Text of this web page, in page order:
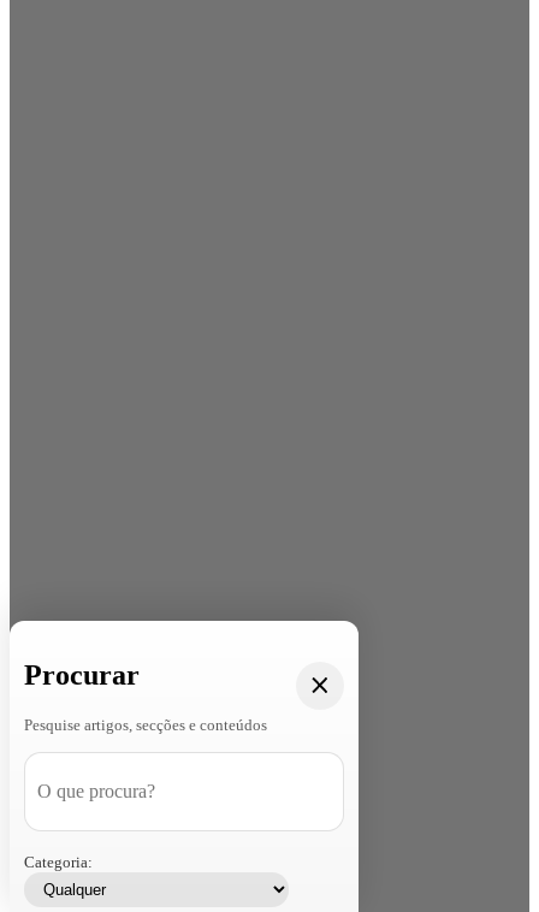
Procurar
Pesquise artigos, secções e conteúdos
Categoria: